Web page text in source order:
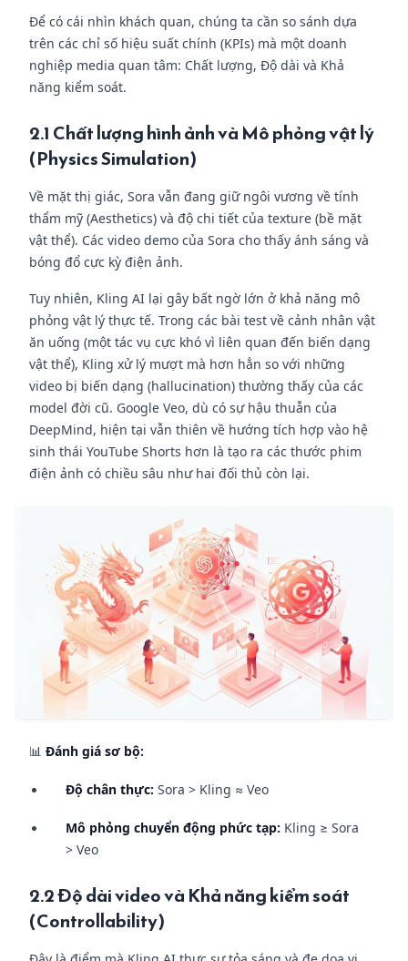
Để có cái nhìn khách quan, chúng ta cần so sánh dựa
trên các chỉ số hiệu suất chính (KPIs) mà một doanh
nghiệp media quan tâm: Chất lượng, Độ dài và Khả
năng kiểm soát.
2.1 Chất lượng hình ảnh và Mô phỏng vật lý
(Physics Simulation)
Về mặt thị giác, Sora vẫn đang giữ ngôi vương về tính
thẩm mỹ (Aesthetics) và độ chi tiết của texture (bề mặt
vật thể). Các video demo của Sora cho thấy ánh sáng và
bóng đổ cực kỳ điện ảnh.
Tuy nhiên, Kling AI lại gây bất ngờ lớn ở khả năng mô
phỏng vật lý thực tế. Trong các bài test về cảnh nhân vật
ăn uống (một tác vụ cực khó vì liên quan đến biến dạng
vật thể), Kling xử lý mượt mà hơn hẳn so với những
video bị biến dạng (hallucination) thường thấy của các
model đời cũ. Google Veo, dù có sự hậu thuẫn của
DeepMind, hiện tại vẫn thiên về hướng tích hợp vào hệ
sinh thái YouTube Shorts hơn là tạo ra các thước phim
điện ảnh có chiều sâu như hai đối thủ còn lại.
📊 Đánh giá sơ bộ:
Độ chân thực: Sora > Kling ≈ Veo
Mô phỏng chuyển động phức tạp: Kling ≥ Sora
> Veo
2.2 Độ dài video và Khả năng kiểm soát
(Controllability)